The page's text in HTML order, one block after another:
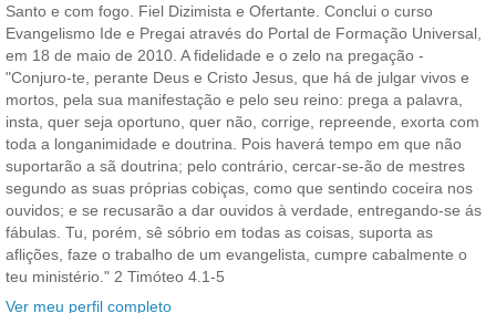
Santo e com fogo. Fiel Dizimista e Ofertante. Conclui o curso
Evangelismo Ide e Pregai através do Portal de Formação Universal,
em 18 de maio de 2010. A fidelidade e o zelo na pregação -
"Conjuro-te, perante Deus e Cristo Jesus, que há de julgar vivos e
mortos, pela sua manifestação e pelo seu reino: prega a palavra,
insta, quer seja oportuno, quer não, corrige, repreende, exorta com
toda a longanimidade e doutrina. Pois haverá tempo em que não
suportarão a sã doutrina; pelo contrário, cercar-se-ão de mestres
segundo as suas próprias cobiças, como que sentindo coceira nos
ouvidos; e se recusarão a dar ouvidos à verdade, entregando-se ás
fábulas. Tu, porém, sê sóbrio em todas as coisas, suporta as
aflições, faze o trabalho de um evangelista, cumpre cabalmente o
teu ministério." 2 Timóteo 4.1-5
Ver meu perfil completo